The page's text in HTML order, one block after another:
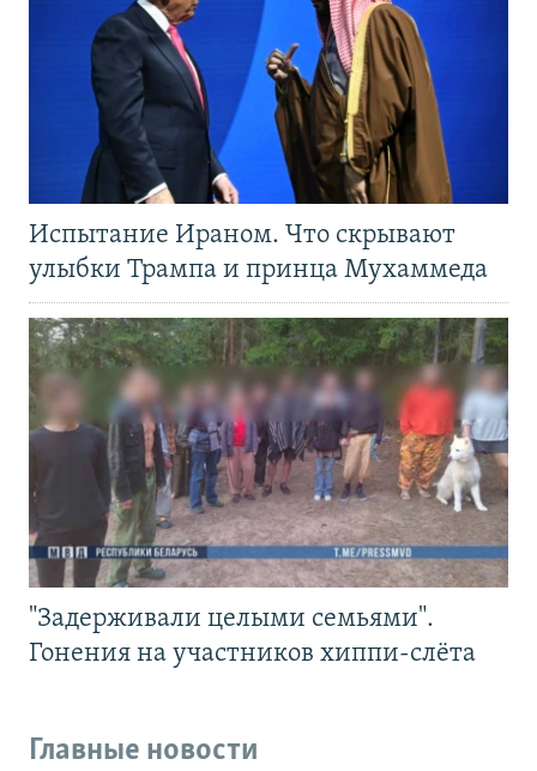
Испытание Ираном. Что скрывают
улыбки Трампа и принца Мухаммеда
"Задерживали целыми семьями".
Гонения на участников хиппи-слёта
Главные новости